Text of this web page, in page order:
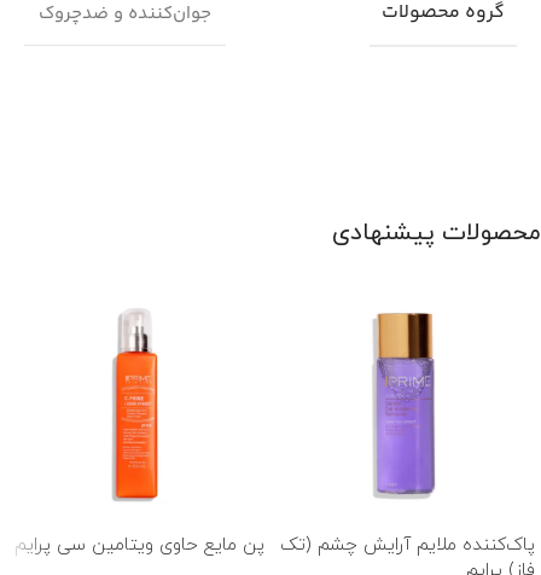
گروه محصولات جوان‌کننده و ضدچروک
محصولات پیشنهادی
پاک‌کننده ملایم آرایش چشم (تک
پن مایع حاوی ویتامین سی پرایم